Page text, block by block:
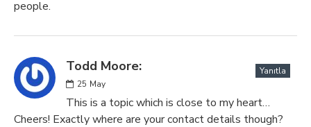
people.
Todd Moore:
25 May
Yanıtla
This is a topic which is close to my heart…
Cheers! Exactly where are your contact details though?